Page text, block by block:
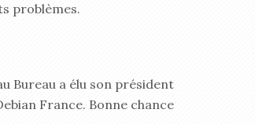
problèmes.
Bureau a élu son président
France. Bonne chance